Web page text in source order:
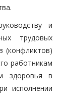
и
трудовых
(конфликтов)
работникам
здоровья в
исполнении